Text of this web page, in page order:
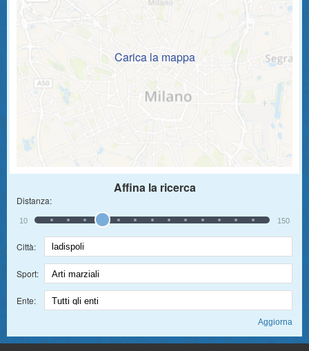
Carica la mappa
Affina la ricerca
Distanza:
10 150
Città:
Sport:
Ente: